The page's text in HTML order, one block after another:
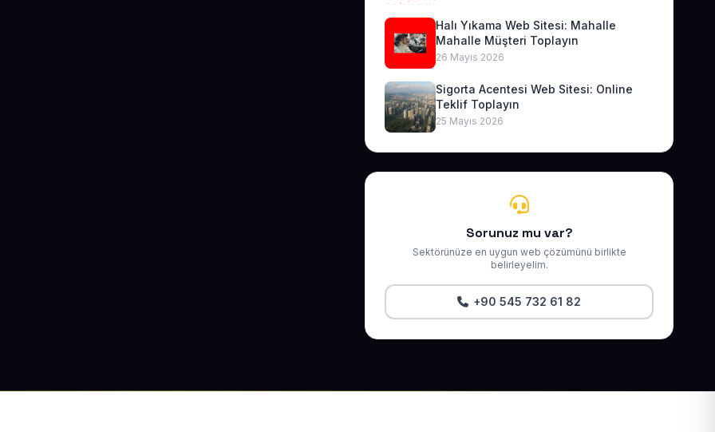
Halı Yıkama Web Sitesi: Mahalle
Mahalle Müşteri Toplayın
26 Mayıs 2026
Sigorta Acentesi Web Sitesi: Online
Teklif Toplayın
25 Mayıs 2026
Sorunuz mu var?
Sektörünüze en uygun web çözümünü birlikte
belirleyelim.
+90 545 732 61 82